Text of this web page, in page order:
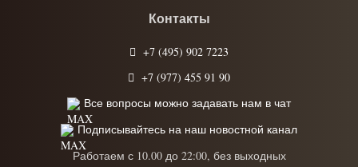
Контакты
+7 (495) 902 7223
+7 (977) 455 91 90
Все вопросы можно задавать нам в чат
Подписывайтесь на наш новостной канал
Работаем с 10.00 до 22:00, без выходных